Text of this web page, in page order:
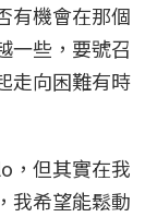
有機會在那個
一些，要號召
走向困難有時
，但其實在我
我希望能鬆動